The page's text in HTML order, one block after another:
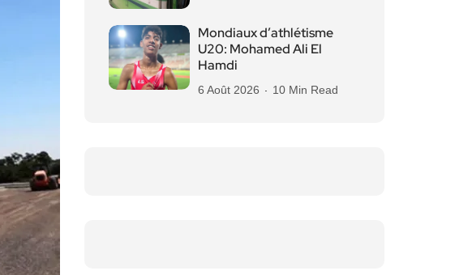
Mondiaux d’athlétisme
U20: Mohamed Ali El
Hamdi
6 Août 2026 10 Min Read